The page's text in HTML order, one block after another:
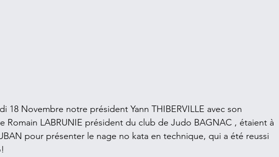
18 Novembre notre président Yann THIBERVILLE avec son
Romain LABRUNIE président du club de Judo BAGNAC , étaient à
pour présenter le nage no kata en technique, qui a été reussi